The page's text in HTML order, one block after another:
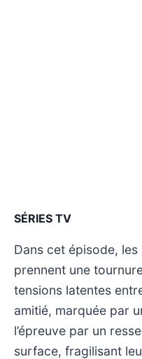
SÉRIES TV
Dans cet épisode,
prennent une
tensions latentes
amitié, marquée par
l’épreuve par un
surface, fragilisant